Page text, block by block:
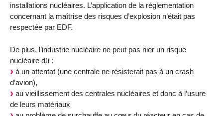
installations nucléaires. L’application de la réglementation
concernant la maîtrise des risques d’explosion n’était pas
respectée par EDF.
De plus, l’industrie nucléaire ne peut pas nier un risque
nucléaire dû :
à un attentat (une centrale ne résisterait pas à un crash
d’avion),
au vieillissement des centrales nucléaires et donc à l’usure
de leurs matériaux